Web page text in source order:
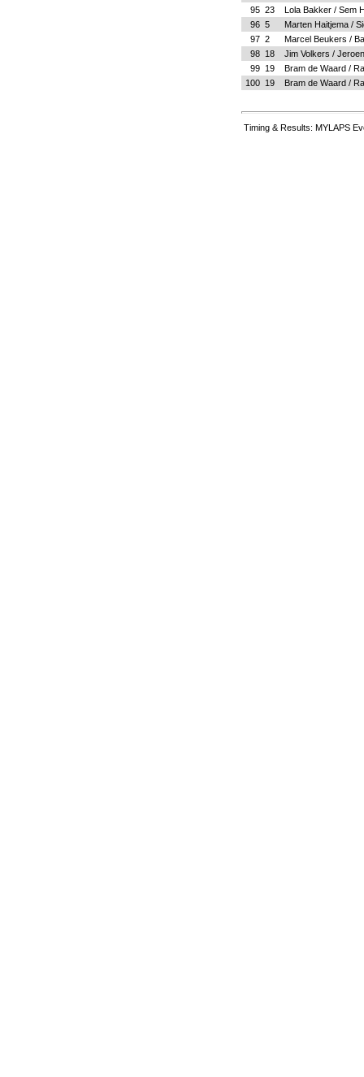
95 23
Lola Bakker / Sem
96 5
Marten Haitjema /
97 2
Marcel Beukers /
98 18
Jim Volkers /
99 19
Bram de Waard /
100 19 Bram de Waard /
Timing & Results: MYLAPS